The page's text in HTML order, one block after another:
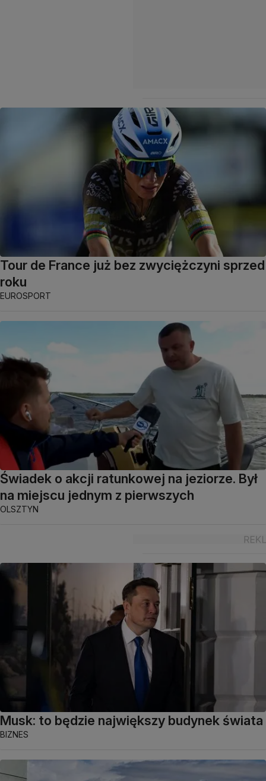
Tour de France już bez zwyciężczyni sprzed
roku
EUROSPORT
Świadek o akcji ratunkowej na jeziorze. Był
na miejscu jednym z pierwszych
OLSZTYN
Musk: to będzie największy budynek świata
BIZNES